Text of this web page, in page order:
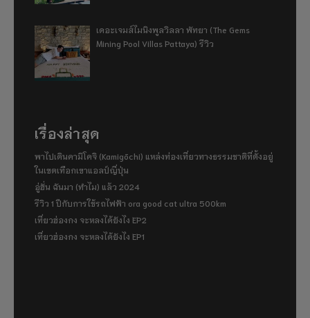
เดอะเจมส์ไมนิงพูลวิลลา พัทยา (The Gems
Mining Pool Villas Pattaya) รีวิว
เรื่องล่าสุด
พาไปเดินคามิโคจิ (Kamigōchi) แหล่งท่องเที่ยวทางธรรมชาติที่ตั้งอยู่
ในเขตเทือกเขาแอลป์ญี่ปุ่น
อู่ฮั่น ฉันมา (ทำไม) แล้ว 2024
รีวิว 1 ปีกับการใช้รถไฟฟ้า ora good cat ultra 500km
เที่ยวฮ่องกง จะหลงได้ยังไง EP2
เที่ยวฮ่องกง จะหลงได้ยังไง EP1